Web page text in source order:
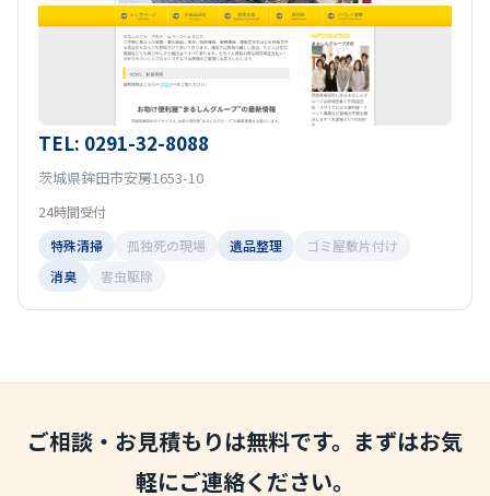
TEL: 0291-32-8088
茨城県鉾田市安房1653-10
24時間受付
特殊清掃
孤独死の現場 遺品整理
ゴミ屋敷片付け
消臭
害虫駆除
ご相談・お見積もりは無料です。まずはお気
軽にご連絡ください。